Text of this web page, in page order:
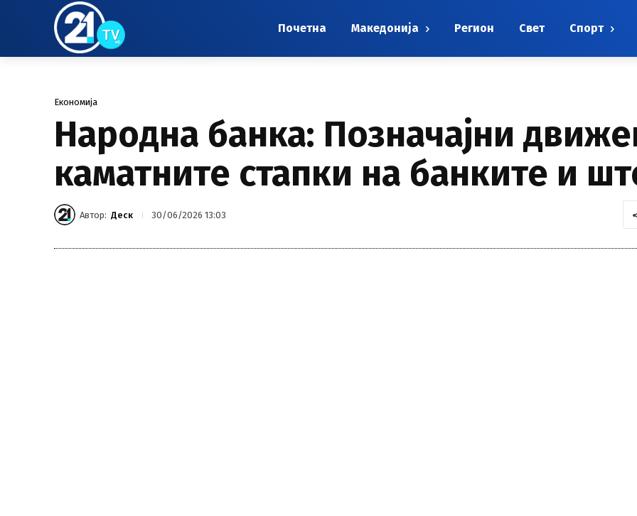
Почетна Македонија Регион Свет Спорт
Економија
Народна банка: Позначајни
каматните стапки на банките и
Автор: Деск 30/06/2026 13:03